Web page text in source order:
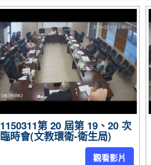
1150311第 20 屆第 19、20 次
臨時會(文教環衛-衛生局)
觀看影片